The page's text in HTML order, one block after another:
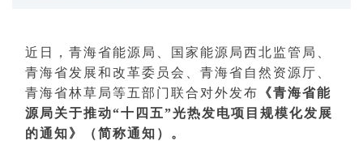
近日，青海省能源局、国家能源局西北监管局、
青海省发展和改革委员会、青海省自然资源厅、
青海省林草局等五部门联合对外发布
《青海省能
源局关于推动“十四五”光热发电项目规模化发展
的通知》（简称通知）。